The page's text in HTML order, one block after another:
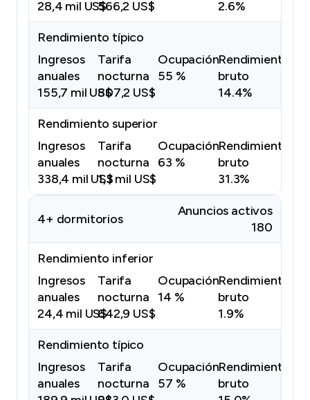
28,4 mil US$566,2 US$
2.6%
Rendimiento típico
Ingresos
anuales
155,7 mil US$
Tarifa
nocturna
807,2 US$
Ocupación
55 %
Rendimiento
bruto
14.4%
Rendimiento superior
Ingresos
anuales
338,4 mil US$
Tarifa
nocturna
1,3 mil US$
Ocupación
63 %
Rendimiento
bruto
31.3%
4+ dormitorios
Anuncios activos
180
Rendimiento inferior
Ingresos
anuales
24,4 mil US$
Tarifa
nocturna
642,9 US$
Ocupación
14 %
Rendimiento
bruto
1.9%
Rendimiento típico
Ingresos
anuales
Tarifa
nocturna
Ocupación
57 %
Rendimiento
bruto